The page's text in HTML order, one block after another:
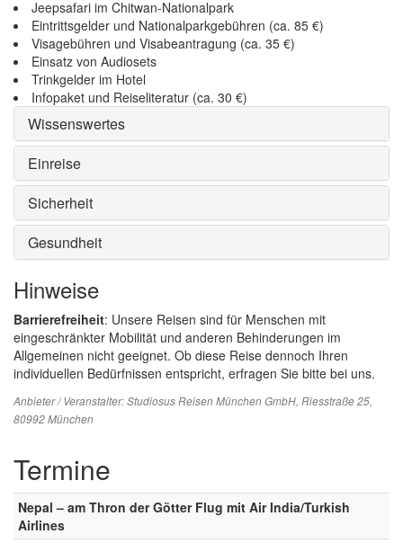
Jeepsafari im Chitwan-Nationalpark
Eintrittsgelder und Nationalparkgebühren (ca. 85 €)
Visagebühren und Visabeantragung (ca. 35 €)
Einsatz von Audiosets
Trinkgelder im Hotel
Infopaket und Reiseliteratur (ca. 30 €)
Wissenswertes
Einreise
Sicherheit
Gesundheit
Hinweise
Barrierefreiheit: Unsere Reisen sind für Menschen mit
eingeschränkter Mobilität und anderen Behinderungen im
Allgemeinen nicht geeignet. Ob diese Reise dennoch Ihren
individuellen Bedürfnissen entspricht, erfragen Sie bitte bei uns.
Anbieter / Veranstalter:Studiosus Reisen München GmbH, Riesstraße 25,
80992 München
Termine
Nepal – am Thron der Götter Flug mit Air India/Turkish
Airlines